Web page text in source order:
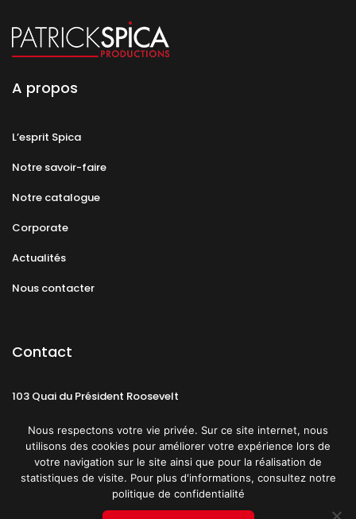
A propos
L’esprit Spica
Notre savoir-faire
Notre catalogue
Corporate
Actualités
Nous contacter
Contact
103 Quai du Président Roosevelt
CGU Politique de confidentialité
Nous respectons votre vie privée. Sur ce site internet, nous
utilisons des cookies pour améliorer votre expérience lors de
votre navigation sur le site ainsi que pour la réalisation de
statistiques de visite. Pour plus d'informations, consultez notre
politique de confidentialité